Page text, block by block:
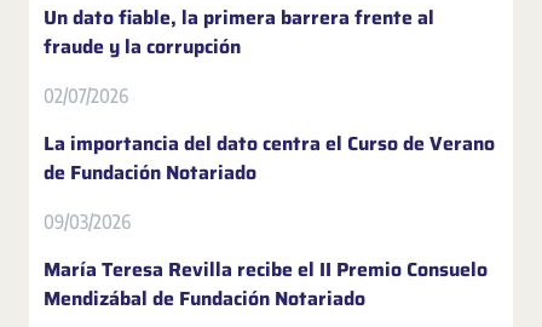
Un dato fiable, la primera barrera frente al
fraude y la corrupción
02/07/2026
La importancia del dato centra el Curso de Verano
de Fundación Notariado
09/03/2026
María Teresa Revilla recibe el II Premio Consuelo
Mendizábal de Fundación Notariado